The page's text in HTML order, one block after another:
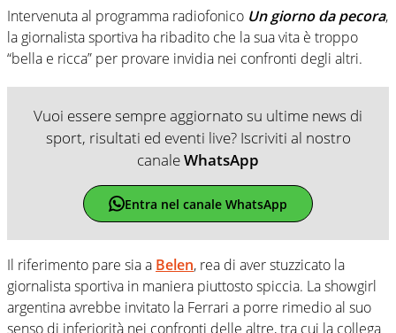
Intervenuta al programma radiofonico Un giorno da pecora,
la giornalista sportiva ha ribadito che la sua vita è troppo
“bella e ricca” per provare invidia nei confronti degli altri.
Vuoi essere sempre aggiornato su ultime news di
sport, risultati ed eventi live? Iscriviti al nostro
canaleWhatsApp
Entra nel canale WhatsApp
Il riferimento pare sia a Belen, rea di aver stuzzicato la
giornalista sportiva in maniera piuttosto spiccia. La showgirl
argentina avrebbe invitato la Ferrari a porre rimedio al suo
senso di inferiorità nei confronti delle altre, tra cui la collega